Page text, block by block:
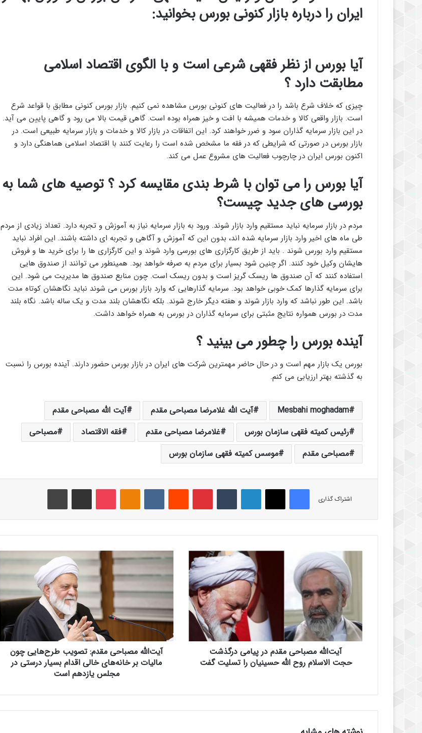
ایران را درباره بازار کنونیبورسبخوانید:
آیا بورس از نظر فقهی شرعی است و با الگوی اقتصاد اسلامی
مطابقت دارد ؟
چیزی که خلاف شرع باشد را در فعالیت های کنونی بورس مشاهده نمی کنیم. بازار بورس کنونی مطابق با قواعد شرع
است. بازار واقعی کالا و خدمات همیشه با افت و خیز همراه بوده است. گاهی قیمت بالا می رود و گاهی پایین می آید.
در این بازار سرمایه گذاران سود و ضرر خواهند کرد. این اتفاقات در بازار کالا و خدمات و بازار سرمایه طبیعی است. در
بازار بورس در صورتی که شرایطی که در فقه ما مشخص شده است را رعایت کنند با اقتصاد اسلامی هماهنگی دارد و
اکنون بورس ایران در چارچوب فعالیت های مشروع عمل می کند.
آیا بورس را می توان با شرط بندی مقایسه کرد ؟ توصیه های شما به
بورسی های جدید چیست؟
مردم در بازار سرمایه نباید مستقیم وارد بازار شوند. ورود به بازار سرمایه نیاز به آموزش و تجربه دارد. تعداد زیادی از مردم
طی ماه های اخیر وارد بازار سرمایه شده اند، بدون این که آموزش و آگاهی و تجربه ای داشته باشند. این افراد نباید
مستقیم وارد بورس شوند . باید از طریق کارگزاری های بورسی وارد شوند و این کارگزاری ها را برای خرید ها و فروش
هایشان وکیل خود کنند. اگر چنین شود بسیار برای مردم به صرفه خواهد بود. همینطور می توانند از صندوق هایی
استفاده کنند که آن صندوق ها ریسک گریز است و بدون ریسک است. چون منابع صندوق ها مدیریت می شود. این
برای سرمایه گذارها کمک خوبی خواهد بود. سرمایه گذارهایی که وارد بازار بورس می شوند نباید نگاهشان کوتاه مدت
باشد. این طور نباشد که وارد بازار شوند و هفته دیگر خارج شوند. بلکه نگاهشان بلند مدت و یک ساله باشد. نگاه بلند
مدت در بورس همواره نتایج مثبتی برای سرمایه گذاران در بورس به همراه خواهد داشت.
آینده بورس را چطور می بینید ؟
بورس یک بازار مهم است و در حال حاضر مهمترین شرکت های ایران در بازار بورس حضور دارند. آینده بورس را نسبت
به گذشته بهتر ارزیابی می کنم.
Mesbahi moghadam آیت الله غلامرضا مصباحی مقدم
آیت الله مصباحی مقدم
رئیس کمیته فقهی سازمان بورس
غلامرضا مصباحی مقدم فقه الاقتصاد
مصباحی
مصباحی مقدم
موسس کمیته فقهی سازمان بورس
اشتراک گذاری
فیس بوک لینکدین ‫پین‌ترست ‫رددیت پاکت اشتراک گذاری از طریق ایمیل
ه
م
ص
م
آیت‌الله مصباحی مقدم در پیامی درگذشت
حجت الاسلام روح الله حسینیان را تسلیت گفت
آ
ت‌
ل
ل
ه
ص
م
آیت‌الله مصباحی مقدم: تصویب طرح‌هایی چون
مالیات بر خانه‌های خالی اقدام بسیار درستی در
مجلس یازدهم است